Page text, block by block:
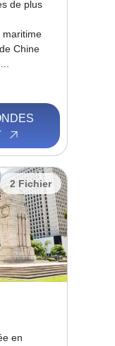
de plus
maritime
Chine
2 Fichier
en